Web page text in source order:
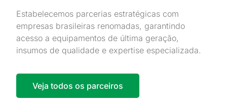
Estabelecemos parcerias estratégicas com
empresas brasileiras renomadas, garantindo
acesso a equipamentos de última geração,
insumos de qualidade e expertise especializada.
Veja todos os parceiros